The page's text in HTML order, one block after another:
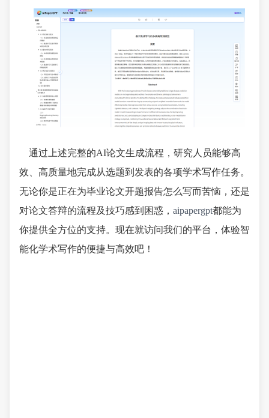
通过上述完整的AI论文生成流程，研究人员能够高
效、高质量地完成从选题到发表的各项学术写作任务。
无论你是正在为毕业论文开题报告怎么写而苦恼，还是
对论文答辩的流程及技巧感到困惑， aipapergpt都能为
你提供全方位的支持。现在就访问我们的平台，体验智
能化学术写作的便捷与高效吧！